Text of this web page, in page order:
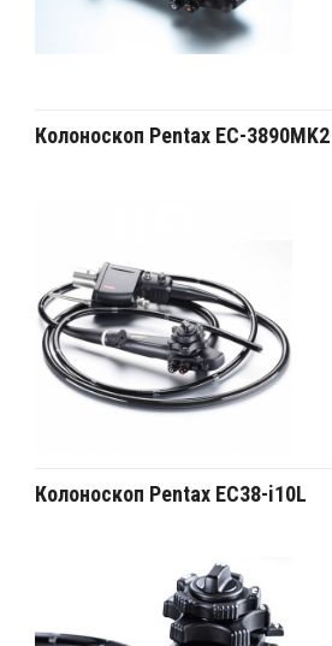
Колоноскоп Pentax EC-3890MK2
Колоноскоп Pentax EC38-i10L